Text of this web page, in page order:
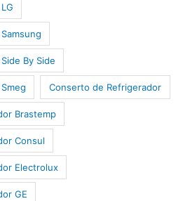
By Side
Conserto de Refrigerador
Brastemp
Consul
Electrolux
GE